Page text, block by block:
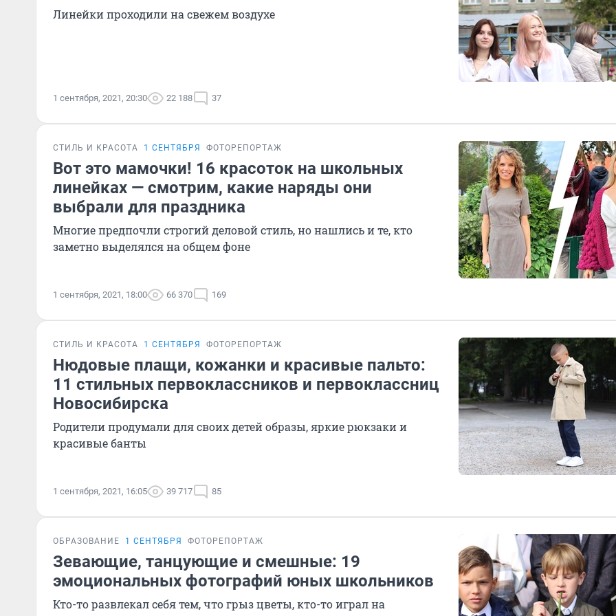
Линейки проходили на свежем воздухе
1 сентября, 2021, 20:30 22 188 37
СТИЛЬ И КРАСОТА 1 СЕНТЯБРЯ ФОТОРЕПОРТАЖ
Вот это мамочки! 16 красоток на школьных
линейках — смотрим, какие наряды они
выбрали для праздника
Многие предпочли строгий деловой стиль, но нашлись и те, кто
заметно выделялся на общем фоне
1 сентября, 2021, 18:00 66 370 169
СТИЛЬ И КРАСОТА 1 СЕНТЯБРЯ ФОТОРЕПОРТАЖ
Нюдовые плащи, кожанки и красивые пальто:
11 стильных первоклассников и первоклассниц
Новосибирска
Родители продумали для своих детей образы, яркие рюкзаки и
красивые банты
1 сентября, 2021, 16:05 39 717 85
ОБРАЗОВАНИЕ 1 СЕНТЯБРЯ ФОТОРЕПОРТАЖ
Зевающие, танцующие и смешные: 19
эмоциональных фотографий юных школьников
Кто-то развлекал себя тем, что грыз цветы, кто-то играл на